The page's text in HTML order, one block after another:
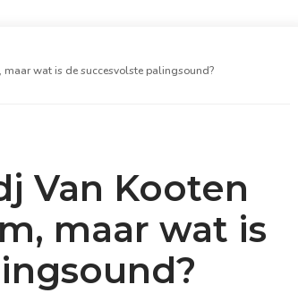
maar wat is de succesvolste palingsound?
Van Kooten
maar wat is